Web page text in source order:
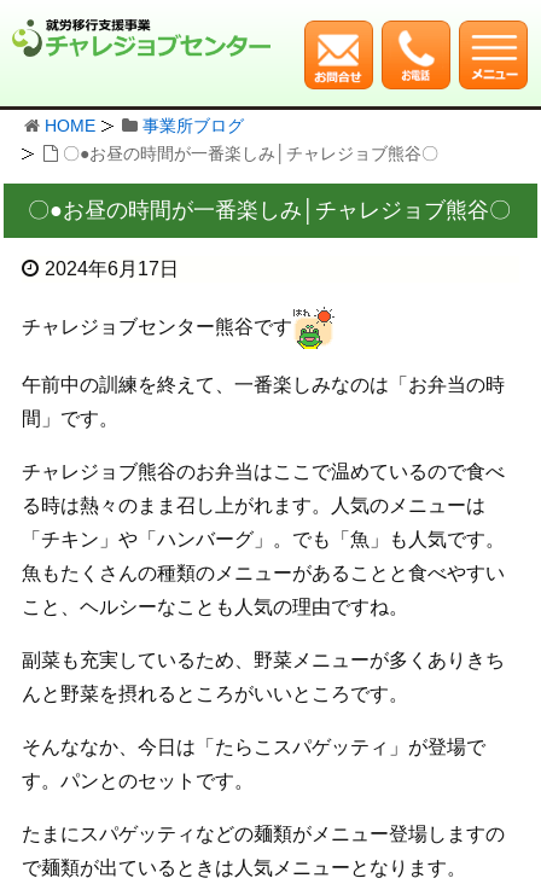
HOME
事業所ブログ
〇●お昼の時間が一番楽しみ│チャレジョブ熊谷〇
〇●お昼の時間が一番楽しみ│チャレジョブ熊谷〇
2024年6月17日
チャレジョブセンター熊谷です
午前中の訓練を終えて、一番楽しみなのは「お弁当の時
間」です。
チャレジョブ熊谷のお弁当はここで温めているので食べ
る時は熱々のまま召し上がれます。人気のメニューは
「チキン」や「ハンバーグ」。でも「魚」も人気です。
魚もたくさんの種類のメニューがあることと食べやすい
こと、ヘルシーなことも人気の理由ですね。
副菜も充実しているため、野菜メニューが多くありきち
んと野菜を摂れるところがいいところです。
そんななか、今日は「たらこスパゲッティ」が登場で
す。パンとのセットです。
たまにスパゲッティなどの麺類がメニュー登場しますの
で麺類が出ているときは人気メニューとなります。